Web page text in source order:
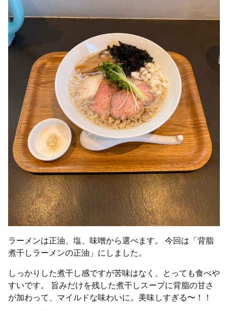
ラーメンは正油、塩、味噌から選べます。 今回は「背脂
煮干しラーメンの正油」にしました。
しっかりした煮干し感ですが苦味はなく、とっても食べや
すいです。 旨みだけを残した煮干しスープに背脂の甘さ
が加わって、マイルドな味わいに。美味しすぎる〜！！